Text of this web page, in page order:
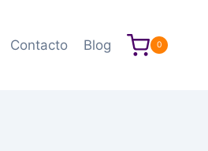
Contacto Blog 0